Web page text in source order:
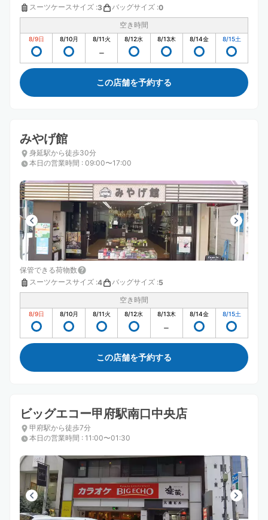
スーツケースサイズ :3 バッグサイズ :0
空き時間
8/9日 8/10月 8/11火 8/12水 8/13木 8/14金 8/15土
この店舗を予約する
みやげ館
身延駅から徒歩30分
本日の営業時間 : 09:00〜17:00
保管できる荷物数
スーツケースサイズ :4 バッグサイズ :5
空き時間
8/9日 8/10月 8/11火 8/12水 8/13木 8/14金 8/15土
この店舗を予約する
ビッグエコー甲府駅南口中央店
甲府駅から徒歩7分
本日の営業時間 : 11:00〜01:30